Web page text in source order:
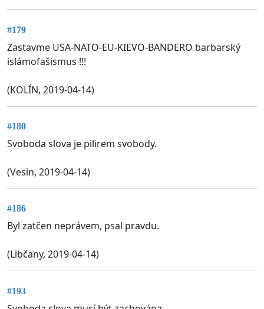
#179
Zastavme USA-NATO-EU-KIEVO-BANDERO barbarský
islámofašismus !!!
(KOLÍN, 2019-04-14)
#180
Svoboda slova je pilirem svobody.
(Vesin, 2019-04-14)
#186
Byl zatčen neprávem, psal pravdu.
(Libčany, 2019-04-14)
#193